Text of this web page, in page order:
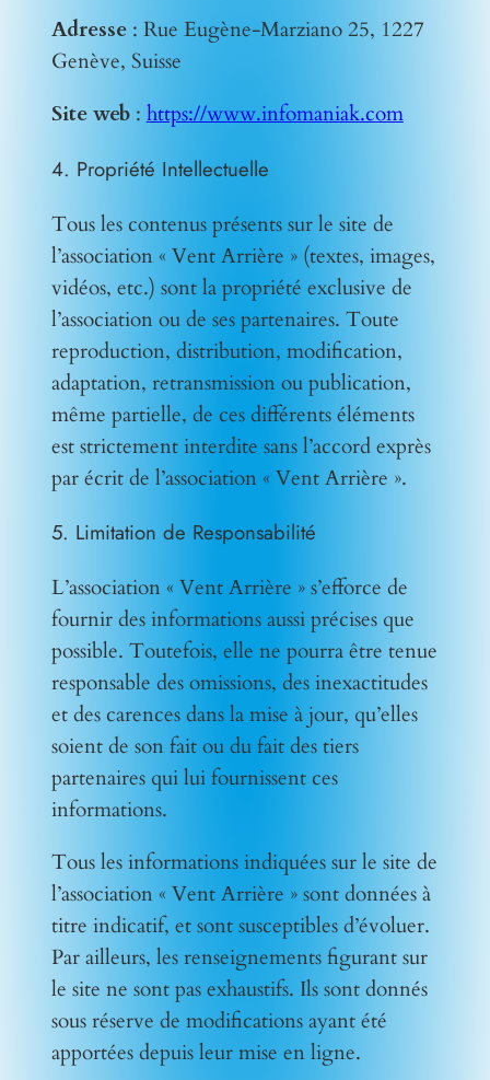
Adresse: Rue Eugène-Marziano 25, 1227
Genève, Suisse
Site web:https://www.infomaniak.com
4. Propriété Intellectuelle
Tous les contenus présents sur le site de
l’association « Vent Arrière » (textes, images,
vidéos, etc.) sont la propriété exclusive de
l’association ou de ses partenaires. Toute
reproduction, distribution, modification,
adaptation, retransmission ou publication,
même partielle, de ces différents éléments
est strictement interdite sans l’accord exprès
par écrit de l’association « Vent Arrière ».
5. Limitation de Responsabilité
L’association « Vent Arrière » s’efforce de
fournir des informations aussi précises que
possible. Toutefois, elle ne pourra être tenue
responsable des omissions, des inexactitudes
et des carences dans la mise à jour, qu’elles
soient de son fait ou du fait des tiers
partenaires qui lui fournissent ces
informations.
Tous les informations indiquées sur le site de
l’association « Vent Arrière » sont données à
titre indicatif, et sont susceptibles d’évoluer.
Par ailleurs, les renseignements figurant sur
le site ne sont pas exhaustifs. Ils sont donnés
sous réserve de modifications ayant été
apportées depuis leur mise en ligne.